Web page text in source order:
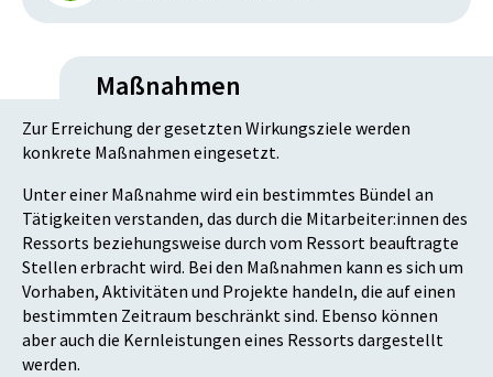
Maßnahmen
Zur Erreichung der gesetzten Wirkungsziele werden
konkrete Maßnahmen eingesetzt.
Unter einer Maßnahme wird ein bestimmtes Bündel an
Tätigkeiten verstanden, das durch die Mitarbeiter:innen des
Ressorts beziehungsweise durch vom Ressort beauftragte
Stellen erbracht wird. Bei den Maßnahmen kann es sich um
Vorhaben, Aktivitäten und Projekte handeln, die auf einen
bestimmten Zeitraum beschränkt sind. Ebenso können
aber auch die Kernleistungen eines Ressorts dargestellt
werden.